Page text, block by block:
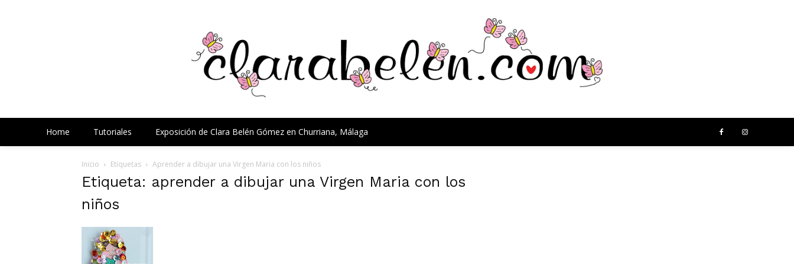
Home Tutoriales Exposición de Clara Belén Gómez en Churriana, Málaga
Inicio Etiquetas Aprender a dibujar una Virgen Maria con los niños
Etiqueta: aprender a dibujar una Virgen Maria con los
niños